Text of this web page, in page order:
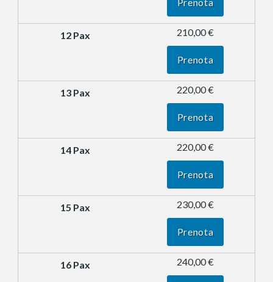
Prenota
210,00 €
Prenota
220,00 €
Prenota
220,00 €
Prenota
230,00 €
Prenota
240,00 €